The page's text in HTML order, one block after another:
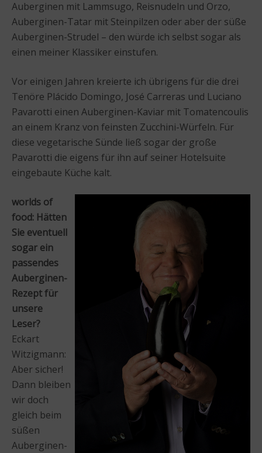
Auberginen mit Lammsugo, Reisnudeln und Orzo,
Auberginen-Tatar mit Steinpilzen oder aber der süße
Auberginen-Strudel – den würde ich selbst sogar als
einen meiner Klassiker einstufen.
Vor einigen Jahren kreierte ich übrigens für die drei
Tenöre Plácido Domingo, José Carreras und Luciano
Pavarotti einen Auberginen-Kaviar mit Tomatencoulis
an einem Kranz von feinsten Zucchini-Würfeln. Für
diese vegetarische Sünde ließ sogar der große
Pavarotti die eigens für ihn auf seiner Hotelsuite
eingebaute Küche kalt.
worlds of
food: Hätten
Sie eventuell
sogar ein
passendes
Auberginen-
Rezept für
unsere
Leser?
Eckart
Witzigmann:
Aber sicher!
Dann bleiben
wir doch
gleich beim
süßen
Auberginen-